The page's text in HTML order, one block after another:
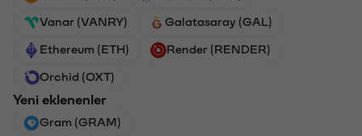
Vanar (VANRY) Galatasaray (GAL)
Ethereum (ETH) Render (RENDER)
Orchid (OXT)
Yeni eklenenler
Gram (GRAM)